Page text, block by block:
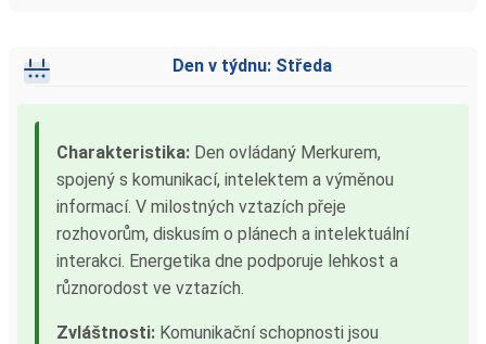
Den v týdnu: Středa
Charakteristika: Den ovládaný Merkurem,
spojený s komunikací, intelektem a výměnou
informací. V milostných vztazích přeje
rozhovorům, diskusím o plánech a intelektuální
interakci. Energetika dne podporuje lehkost a
různorodost ve vztazích.
Zvláštnosti: Komunikační schopnosti jsou